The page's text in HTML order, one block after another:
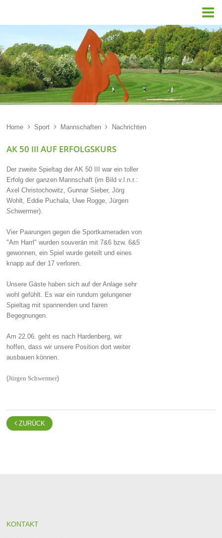

Home  Sport  Mannschaften  Nachrichten
AK 50 III AUF ERFOLGSKURS
Der zweite Spieltag der AK 50 III war ein toller
Erfolg der ganzen Mannschaft (im Bild v.l.n.r.:
Axel Christochowitz, Gunnar Sieber, Jörg
Wohlt, Eddie Puchala, Uwe Rogge, Jürgen
Schwermer).
Vier Paarungen gegen die Sportkameraden von
"Am Harrl" wurden souverän mit 7&6 bzw. 6&5
gewonnen, ein Spiel wurde geteilt und eines
knapp auf der 17 verloren.
Unsere Gäste haben sich auf der Anlage sehr
wohl gefühlt. Es war ein rundum gelungener
Spieltag mit spannenden und fairen
Begegnungen.
Am 22.06. geht es nach Hardenberg, wir
hoffen, dass wir unsere Position dort weiter
ausbauen können.
(Jürgen Schwermer)
ZURÜCK
KONTAKT